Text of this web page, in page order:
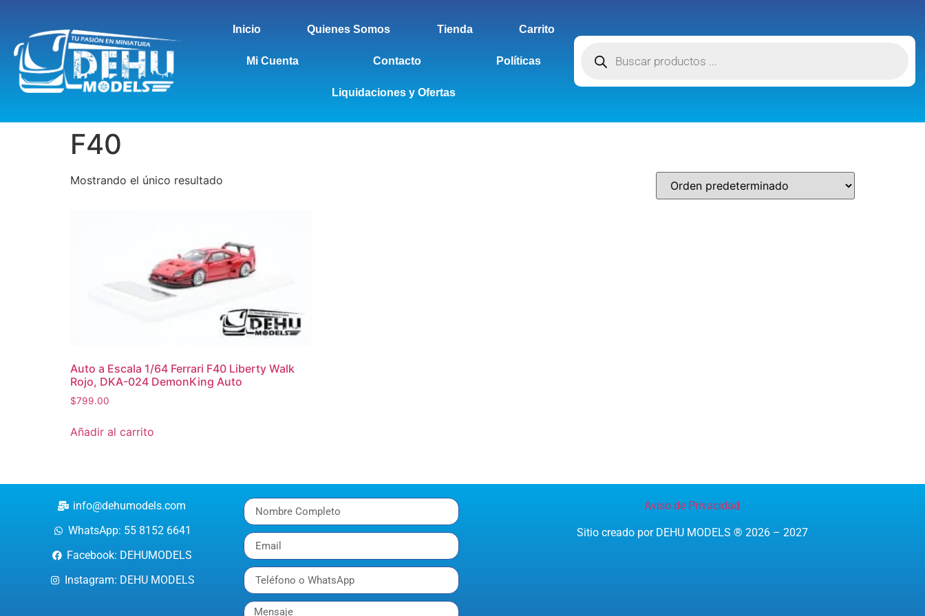
Inicio Quienes Somos Tienda Carrito
Mi Cuenta Contacto Políticas
Liquidaciones y Ofertas
F40
Mostrando el único resultado
Auto a Escala 1/64 Ferrari F40 Liberty Walk
Rojo, DKA-024 DemonKing Auto
$799.00
Añadir al carrito
info@dehumodels.com
WhatsApp: 55 8152 6641
Facebook: DEHUMODELS
Instagram: DEHU MODELS
Aviso de Privacidad
Sitio creado por DEHU MODELS ® 2026 – 2027